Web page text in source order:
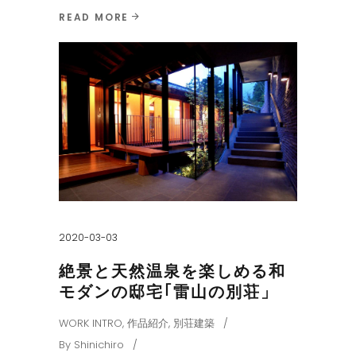
READ MORE
2020-03-03
絶景と天然温泉を楽しめる和
モダンの邸宅｢雷山の別荘」
WORK INTRO, 作品紹介, 別荘建築
By Shinichiro